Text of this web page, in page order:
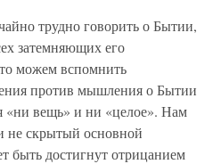
трудно говорить о Бытии,
затемняющих его
можем вспомнить
против мышления о Бытии
«ни вещь» и ни «целое». Нам
не скрытый основной
быть достигнут отрицанием